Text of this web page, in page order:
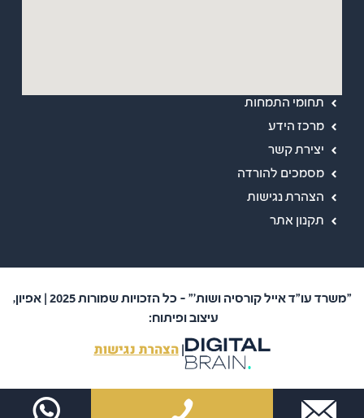
תחומי התמחות
מרכז הידע
יצירת קשר
מסמכים להורדה
הצהרת נגישות
תקנון אתר
"משרד עו"ד אייל קורסיה ושות'" – כל הזכויות שמורות 2025 | אפיון,
עיצוב ופיתוח:
|הצהרת נגישות